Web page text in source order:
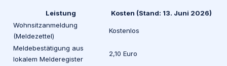
Leistung
Kosten (Stand: 13. Juni 2026)
Wohnsitzanmeldung
(Meldezettel)
Kostenlos
Meldebestätigung aus
lokalem Melderegister
2,10 Euro